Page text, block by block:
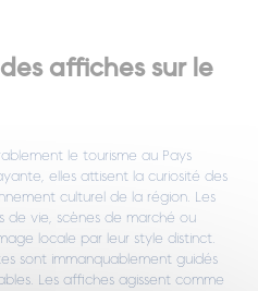
affiches sur le
le tourisme au Pays
elles attisent la curiosité des
culturel de la région. Les
de vie, scènes de marché ou
locale par leur style distinct.
sont immanquablement guidés
Les affiches agissent comme